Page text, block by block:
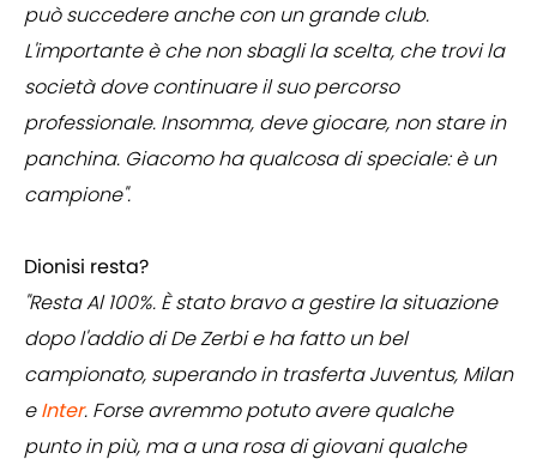
può succedere anche con un grande club.
L'importante è che non sbagli la scelta, che trovi la
società dove continuare il suo percorso
professionale. Insomma, deve giocare, non stare in
panchina. Giacomo ha qualcosa di speciale: è un
campione".
Dionisi resta?
"Resta Al 100%. È stato bravo a gestire la situazione
dopo l'addio di De Zerbi e ha fatto un bel
campionato, superando in trasferta Juventus, Milan
eInter. Forse avremmo potuto avere qualche
punto in più, ma a una rosa di giovani qualche